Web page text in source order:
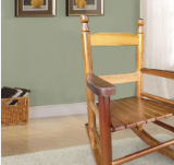
подставка, доступная
роскошь, модный